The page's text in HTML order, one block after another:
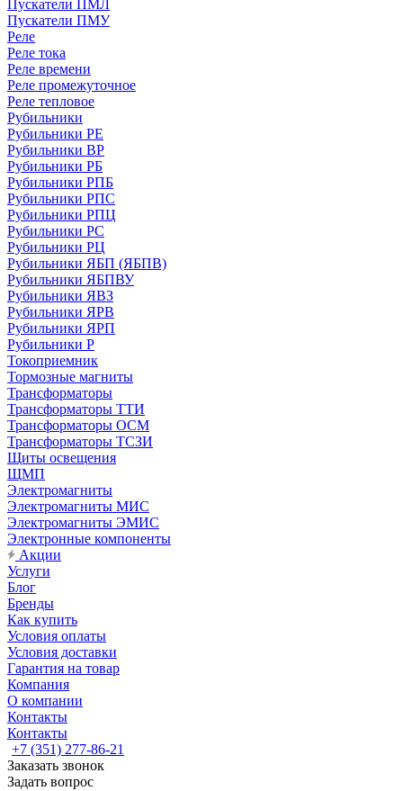
Пускатели ПМЛ
Пускатели ПМУ
Реле
Реле тока
Реле времени
Реле промежуточное
Реле тепловое
Рубильники
Рубильники РЕ
Рубильники ВР
Рубильники РБ
Рубильники РПБ
Рубильники РПС
Рубильники РПЦ
Рубильники РС
Рубильники РЦ
Рубильники ЯБП (ЯБПВ)
Рубильники ЯБПВУ
Рубильники ЯВЗ
Рубильники ЯРВ
Рубильники ЯРП
Рубильники Р
Токоприемник
Тормозные магниты
Трансформаторы
Трансформаторы ТТИ
Трансформаторы ОСМ
Трансформаторы ТСЗИ
Щиты освещения
ЩМП
Электромагниты
Электромагниты МИС
Электромагниты ЭМИС
Электронные компоненты
Акции
Услуги
Блог
Бренды
Как купить
Условия оплаты
Условия доставки
Гарантия на товар
Компания
О компании
Контакты
Контакты
+7 (351) 277-86-21
Заказать звонок
Задать вопрос